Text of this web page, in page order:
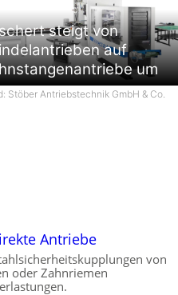
steigt von
auf
um
Stöber Antriebstechnik GmbH & Co.
Antriebe
von
oder Zahnriemen